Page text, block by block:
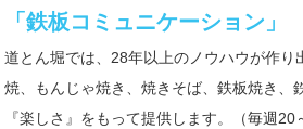
「鉄板コミュニケーション
道とん堀では、28年以上のノウハウが作
焼、もんじゃ焼き、焼きそば、鉄板焼き、
『楽しさ』をもって提供します。（毎週